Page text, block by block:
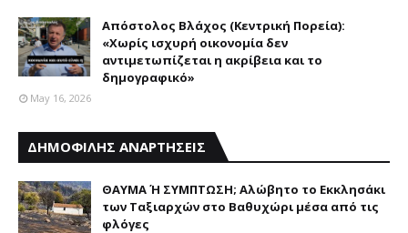
Απόστολος Βλάχος (Κεντρική Πορεία):
«Χωρίς ισχυρή οικονομία δεν
αντιμετωπίζεται η ακρίβεια και το
δημογραφικό»
May 16, 2026
ΔΗΜΟΦΙΛΗΣ ΑΝΑΡΤΗΣΕΙΣ
ΘΑΥΜΑ Ή ΣΥΜΠΤΩΣΗ; Aλώβητο το Eκκλησάκι
των Tαξιαρχών στο Bαθυχώρι μέσα από τις
φλόγες